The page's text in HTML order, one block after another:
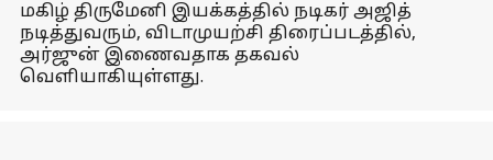
மகிழ் திருமேனி இயக்கத்தில் நடிகர் அஜித்
நடித்துவரும், விடாமுயற்சி திரைப்படத்தில்,
அர்ஜுன் இணைவதாக தகவல்
வெளியாகியுள்ளது.